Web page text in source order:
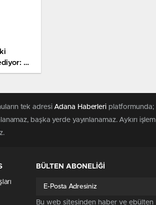
Bu
tek adresiAdana Haberleriplatformunda;
başka yerde yayınlanamaz. Aykırı işlem
BÜLTEN ABONELİĞİ
Bu web sitesinden haber ve ebülten